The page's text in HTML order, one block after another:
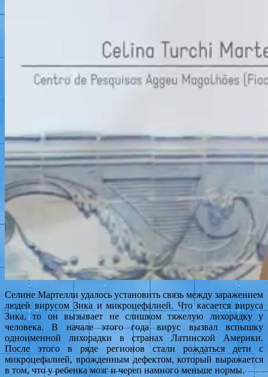
Селине Мартелли удалось установить связь между заражением
людей вирусом Зика и микроцефалией. Что касается вируса
Зика, то он вызывает не слишком тяжелую лихорадку у
человека. В начале этого года вирус вызвал вспышку
одноименной лихорадки в странах Латинской Америки.
После этого в ряде регионов стали рождаться дети с
микроцефалией, врожденным дефектом, который выражается
в том, что у ребенка мозг и череп намного меньше нормы.